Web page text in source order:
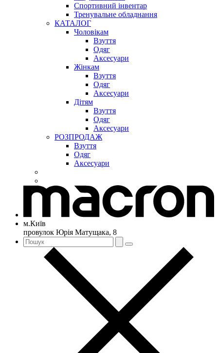
Спортивний інвентар
Тренувальне обладнання
КАТАЛОГ
Чоловікам
Взуття
Одяг
Аксесуари
Жінкам
Взуття
Одяг
Аксесуари
Дітям
Взуття
Одяг
Аксесуари
РОЗПРОДАЖ
Взуття
Одяг
Аксесуари
м.Київ
провулок Юрія Матущака, 8